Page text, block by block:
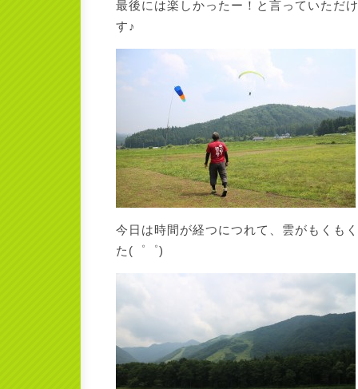
最後には楽しかったー！と言っていただ
す♪
今日は時間が経つにつれて、雲がもくも
た(゜゜)